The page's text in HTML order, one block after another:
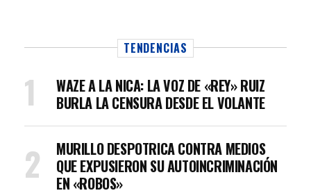
TENDENCIAS
WAZE A LA NICA: LA VOZ DE «REY» RUIZ
BURLA LA CENSURA DESDE EL VOLANTE
MURILLO DESPOTRICA CONTRA MEDIOS
QUE EXPUSIERON SU AUTOINCRIMINACIÓN
EN «ROBOS»